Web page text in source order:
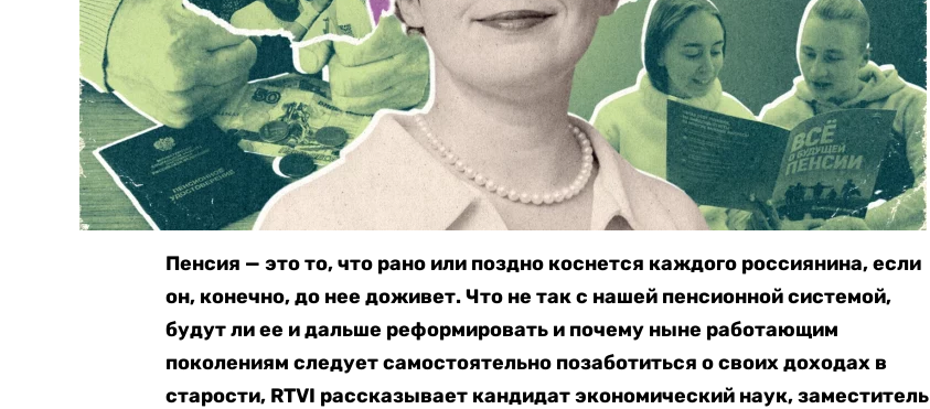
Пенсия — это то, что рано или поздно коснется каждого россиянина, если
он, конечно, до нее доживет. Что не так с нашей пенсионной системой,
будут ли ее и дальше реформировать и почему ныне работающим
поколениям следует самостоятельно позаботиться о своих доходах в
старости, RTVI рассказывает кандидат экономический наук, заместитель